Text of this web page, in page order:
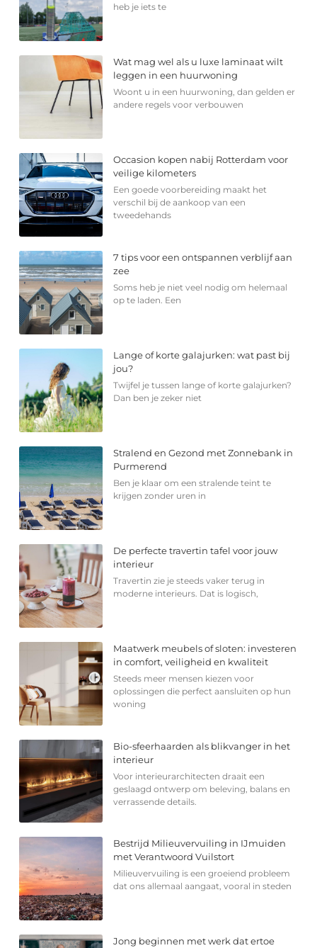
heb je iets te
Wat mag wel als u luxe laminaat wilt
leggen in een huurwoning
Woont u in een huurwoning, dan gelden er
andere regels voor verbouwen
Occasion kopen nabij Rotterdam voor
veilige kilometers
Een goede voorbereiding maakt het
verschil bij de aankoop van een
tweedehands
7 tips voor een ontspannen verblijf aan
zee
Soms heb je niet veel nodig om helemaal
op te laden. Een
Lange of korte galajurken: wat past bij
jou?
Twijfel je tussen lange of korte galajurken?
Dan ben je zeker niet
Stralend en Gezond met Zonnebank in
Purmerend
Ben je klaar om een stralende teint te
krijgen zonder uren in
De perfecte travertin tafel voor jouw
interieur
Travertin zie je steeds vaker terug in
moderne interieurs. Dat is logisch,
Maatwerk meubels of sloten: investeren
in comfort, veiligheid en kwaliteit
Steeds meer mensen kiezen voor
oplossingen die perfect aansluiten op hun
woning
Bio-sfeerhaarden als blikvanger in het
interieur
Voor interieurarchitecten draait een
geslaagd ontwerp om beleving, balans en
verrassende details.
Bestrijd Milieuvervuiling in IJmuiden
met Verantwoord Vuilstort
Milieuvervuiling is een groeiend probleem
dat ons allemaal aangaat, vooral in steden
Jong beginnen met werk dat ertoe